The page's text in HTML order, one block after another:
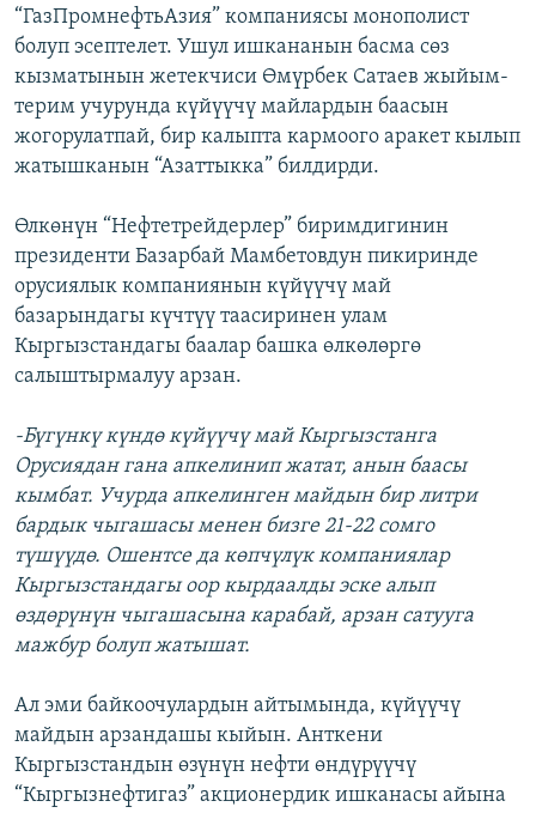
“ГазПромнефтьАзия” компаниясы монополист
болуп эсептелет. Ушул ишкананын басма сөз
кызматынын жетекчиси Өмүрбек Сатаев жыйым-
терим учурунда күйүүчү майлардын баасын
жогорулатпай, бир калыпта кармоого аракет кылып
жатышканын “Азаттыкка” билдирди.
Өлкөнүн “Нефтетрейдерлер” биримдигинин
президенти Базарбай Мамбетовдун пикиринде
орусиялык компаниянын күйүүчү май
базарындагы күчтүү таасиринен улам
Кыргызстандагы баалар башка өлкөлөргө
салыштырмалуу арзан.
-Бүгүнкү күндө күйүүчү май Кыргызстанга
Орусиядан гана апкелинип жатат, анын баасы
кымбат. Учурда апкелинген майдын бир литри
бардык чыгашасы менен бизге 21-22 сомго
түшүүдө. Ошентсе да көпчүлүк компаниялар
Кыргызстандагы оор кырдаалды эске алып
өздөрүнүн чыгашасына карабай, арзан сатууга
мажбур болуп жатышат.
Ал эми байкоочулардын айтымында, күйүүчү
майдын арзандашы кыйын. Анткени
Кыргызстандын өзүнүн нефти өндүрүүчү
“Кыргызнефтигаз” акционердик ишканасы айына